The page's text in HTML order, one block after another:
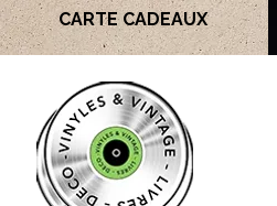
CARTE CADEAUX